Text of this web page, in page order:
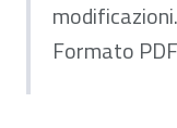
modificazioni.
Formato